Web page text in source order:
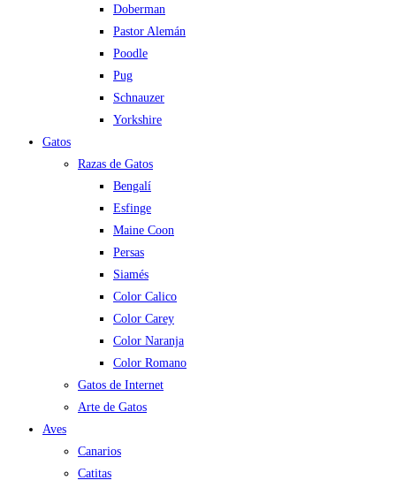
Doberman
Pastor Alemán
Poodle
Pug
Schnauzer
Yorkshire
Gatos
Razas de Gatos
Bengalí
Esfinge
Maine Coon
Persas
Siamés
Color Calico
Color Carey
Color Naranja
Color Romano
Gatos de Internet
Arte de Gatos
Aves
Canarios
Catitas